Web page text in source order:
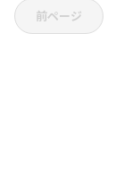
前ページ